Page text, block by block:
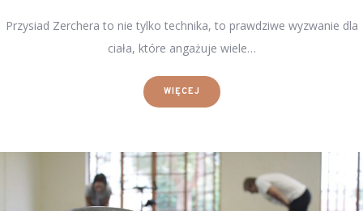
Przysiad Zerchera to nie tylko technika, to prawdziwe wyzwanie dla
ciała, które angażuje wiele…
WIĘCEJ